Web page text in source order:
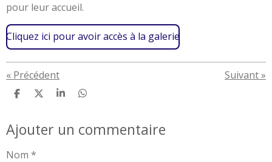
pour leur accueil.
Cliquez ici pour avoir accès à la galerie
« Précédent Suivant»
P
t
a
e
P
t
a
P
t
a
P
t
a
Ajouter un commentaire
Nom *